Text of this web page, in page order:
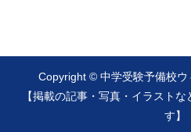
Copyright © 中学受験予備校ウ
【掲載の記事・写真・イラスト
す】